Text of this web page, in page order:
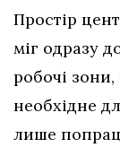
Простір
міг одразу
робочі
необхідне
лише